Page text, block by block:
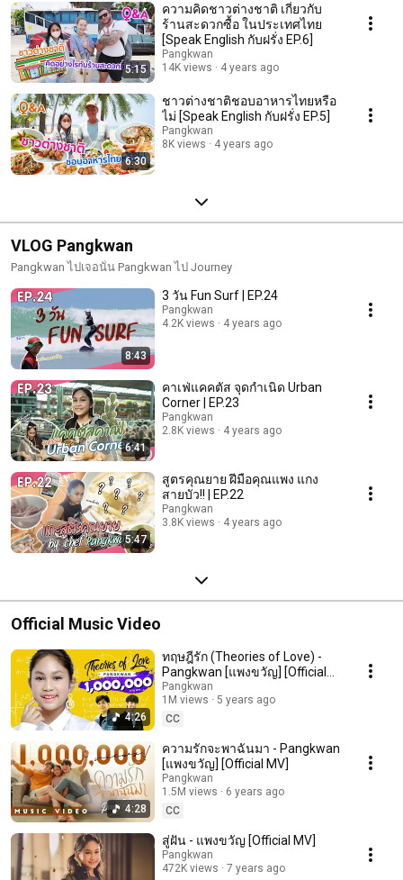
5:15
ความคิดชาวต่างชาติ เกี่ยวกับ
ร้านสะดวกซื้อ ในประเทศไทย
[Speak English กับฝรั่ง EP.6]
Pangkwan
14K views
4 years ago
6:30
ชาวต่างชาติชอบอาหารไทยหรือ
ไม่ [Speak English กับฝรั่ง EP.5]
Pangkwan
8K views
4 years ago
VLOG Pangkwan
Pangkwan ไปเจอนั่น Pangkwan ไป Journey
8:43
3 วัน Fun Surf | EP.24
Pangkwan
4.2K views
4 years ago
6:41
คาเฟ่แคคตัส จุดกำเนิด Urban
Corner | EP.23
Pangkwan
2.8K views
4 years ago
5:47
สูตรคุณยาย ฝีมือคุณแพง แกง
สายบัว!! | EP.22
Pangkwan
3.8K views
4 years ago
Official Music Video
4:26
ทฤษฎีรัก (Theories of Love) -
Pangkwan [แพงขวัญ] [Official
MV]
Pangkwan
1M views
5 years ago
CC
4:28
ความรักจะพาฉันมา - Pangkwan
[แพงขวัญ] [Official MV]
Pangkwan
1.5M views
6 years ago
CC
สู่ฝัน - แพงขวัญ [Official MV]
Pangkwan
472K views
7 years ago